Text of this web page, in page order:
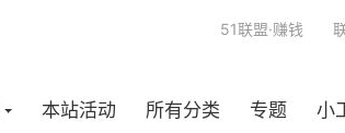
本站活动 所有分类 专题 小
51联盟·赚钱